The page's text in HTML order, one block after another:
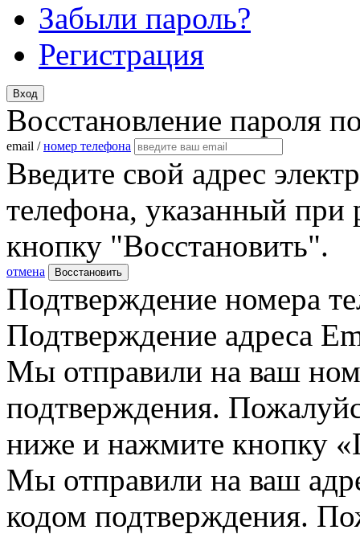
Забыли пароль?
Регистрация
Вход
Восстановление пароля
email /номер телефона
Введите свой адрес
телефона, указанный при
кнопку "Восстановить".
отмена Восстановить
Подтверждение номера
Подтверждение адреса
Мы отправили на ваш
подтверждения.
ниже и нажмите кнопку
Мы отправили на ваш
кодом подтверждения.